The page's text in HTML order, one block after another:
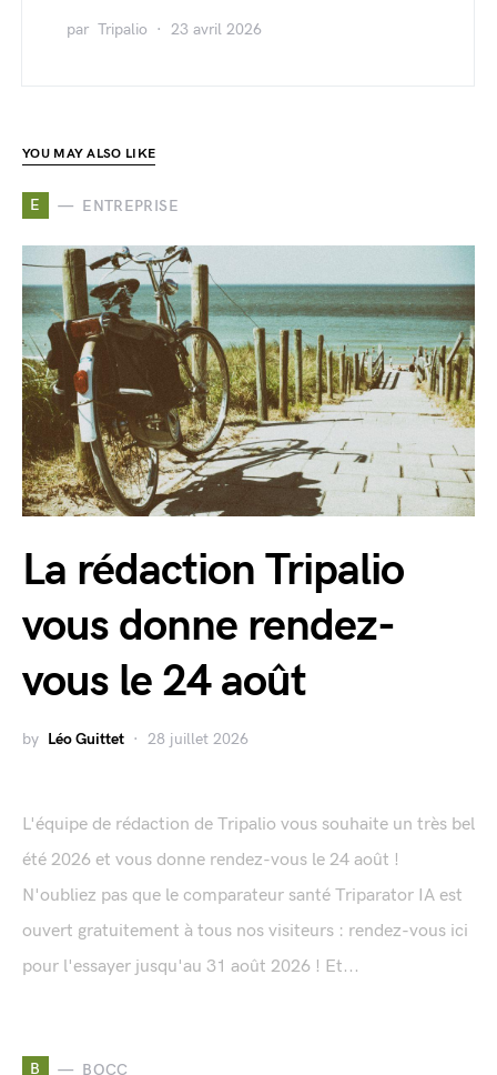
par Tripalio 23 avril 2026
YOU MAY ALSO LIKE
E ENTREPRISE
La rédaction Tripalio
vous donne rendez-
vous le 24 août
by Léo Guittet 28 juillet 2026
L'équipe de rédaction de Tripalio vous souhaite un très bel
été 2026 et vous donne rendez-vous le 24 août !
N'oubliez pas que le comparateur santé Triparator IA est
ouvert gratuitement à tous nos visiteurs : rendez-vous ici
pour l'essayer jusqu'au 31 août 2026 ! Et...
B BOCC